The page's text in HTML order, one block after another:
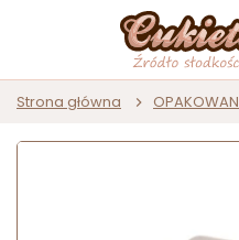
Strona główna